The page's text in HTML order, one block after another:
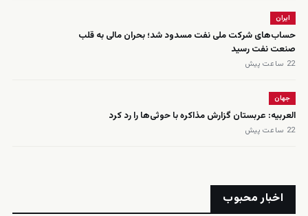
ایران
حساب‌های شرکت ملی نفت مسدود شد؛ بحران مالی به قلب
صنعت نفت رسید
22 ساعت پیش
جهان
العربیه: عربستان گزارش مذاکره با حوثی‌ها را رد کرد
22 ساعت پیش
اخبار محبوب